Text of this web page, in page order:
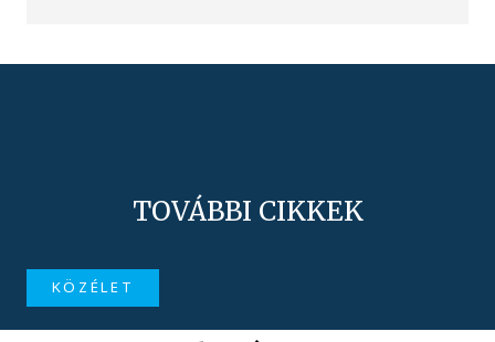
TOVÁBBI CIKKEK
KÖZÉLET